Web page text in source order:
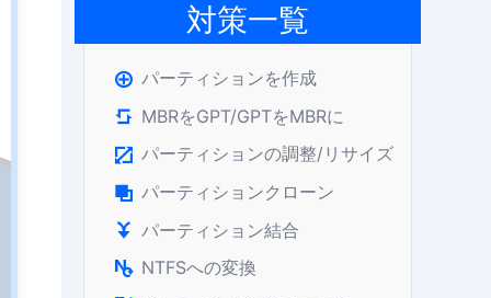
対策一覧
 パーティションを作成
 MBRをGPT/GPTをMBRに
 パーティションの調整/リサイズ
 パーティションクローン
 パーティション結合
 NTFSへの変換